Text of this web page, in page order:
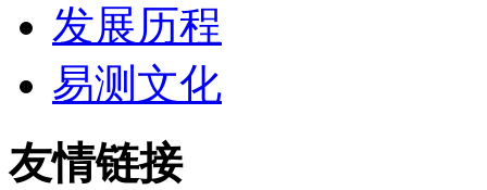
发展历程
易测文化
友情链接